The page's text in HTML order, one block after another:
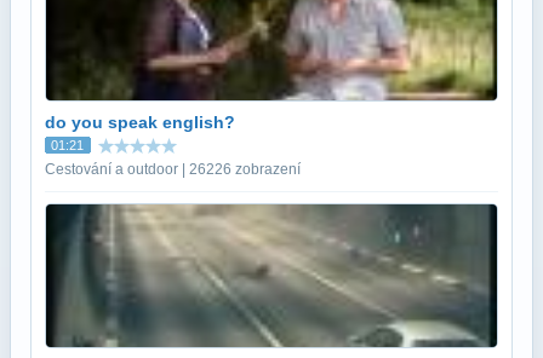
do you speak english?
01:21
Cestování a outdoor | 26226 zobrazení